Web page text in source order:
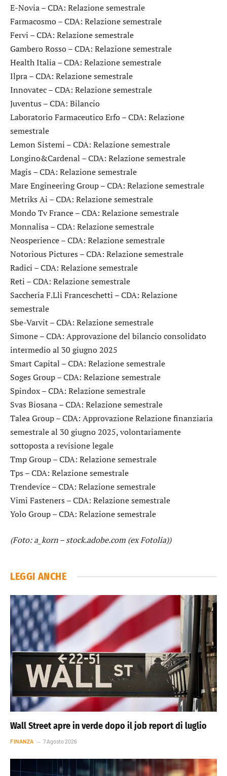
E-Novia– CDA: Relazione semestrale
Farmacosmo– CDA: Relazione semestrale
Fervi – CDA: Relazione semestrale
Gambero Rosso– CDA: Relazione semestrale
Health Italia– CDA: Relazione semestrale
Ilpra– CDA: Relazione semestrale
Innovatec– CDA: Relazione semestrale
Juventus – CDA: Bilancio
Laboratorio Farmaceutico Erfo– CDA: Relazione
semestrale
Lemon Sistemi – CDA: Relazione semestrale
Longino&Cardenal – CDA: Relazione semestrale
Magis – CDA: Relazione semestrale
Mare Engineering Group– CDA: Relazione semestrale
Metriks Ai – CDA: Relazione semestrale
Mondo Tv France– CDA: Relazione semestrale
Monnalisa– CDA: Relazione semestrale
Neosperience– CDA: Relazione semestrale
Notorious Pictures – CDA: Relazione semestrale
Radici – CDA: Relazione semestrale
Reti – CDA: Relazione semestrale
Saccheria F.Lli Franceschetti – CDA: Relazione
semestrale
Sbe-Varvit– CDA: Relazione semestrale
Simone– CDA: Approvazione del bilancio consolidato
intermedio al 30 giugno 2025
Smart Capital – CDA: Relazione semestrale
Soges Group– CDA: Relazione semestrale
Spindox– CDA: Relazione semestrale
Svas Biosana– CDA: Relazione semestrale
Talea Group– CDA: Approvazione Relazione finanziaria
semestrale al 30 giugno 2025, volontariamente
sottoposta a revisione legale
Tmp Group– CDA: Relazione semestrale
Tps – CDA: Relazione semestrale
Trendevice– CDA: Relazione semestrale
Vimi Fasteners – CDA: Relazione semestrale
Yolo Group– CDA: Relazione semestrale
(Foto: a_korn – stock.adobe.com (ex Fotolia))
LEGGI ANCHE
Wall Street apre in verde dopo il job report di luglio
FINANZA 7 Agosto 2026